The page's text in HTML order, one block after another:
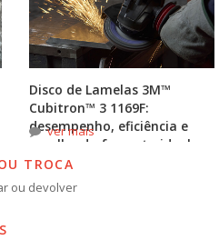
Disco de Lamelas 3M™
Cubitron™ 3 1169F:
desempenho, eficiência e
escolha do formato ideal
ver mais
TROCA
ou devolver